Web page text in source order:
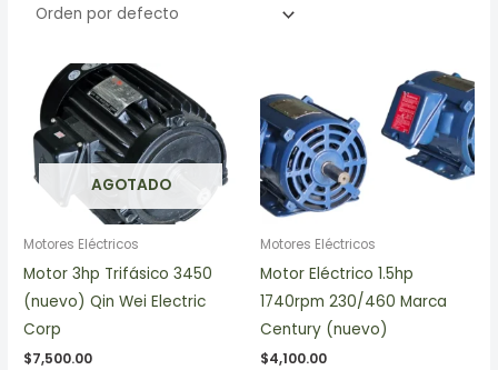
AGOTADO
Motores Eléctricos
Motor 3hp Trifásico 3450
(nuevo) Qin Wei Electric
Corp
$7,500.00
Motores Eléctricos
Motor Eléctrico 1.5hp
1740rpm 230/460 Marca
Century (nuevo)
$4,100.00